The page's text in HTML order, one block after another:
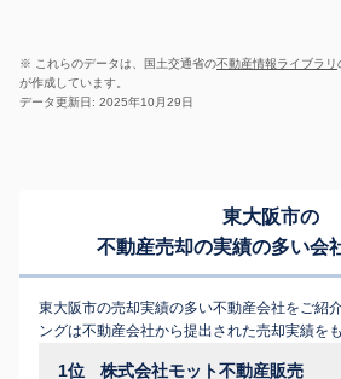
※ これらのデータは、国土交通省の不動産情報ライブラリ
が作成しています。
データ更新日: 2025年10月29日
東大阪市の
不動産売却の実績の多い会
東大阪市の売却実績の多い不動産会社をご紹
ングは不動産会社から提出された売却実績を
1位 株式会社モット不動産販売